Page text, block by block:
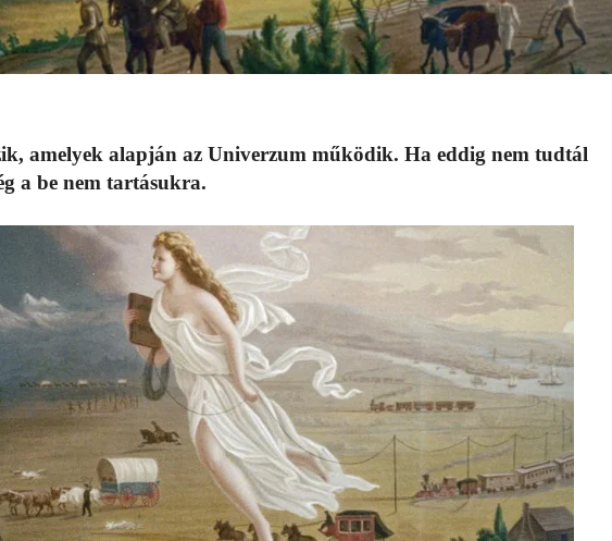
amelyek alapján az Univerzum működik. Ha eddig nem tudtál
a be nem tartásukra.